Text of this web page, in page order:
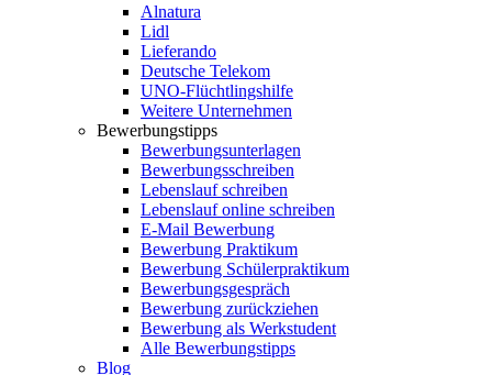
Alnatura
Lidl
Lieferando
Deutsche Telekom
UNO-Flüchtlingshilfe
Weitere Unternehmen
Bewerbungstipps
Bewerbungsunterlagen
Bewerbungsschreiben
Lebenslauf schreiben
Lebenslauf online schreiben
E-Mail Bewerbung
Bewerbung Praktikum
Bewerbung Schülerpraktikum
Bewerbungsgespräch
Bewerbung zurückziehen
Bewerbung als Werkstudent
Alle Bewerbungstipps
Blog